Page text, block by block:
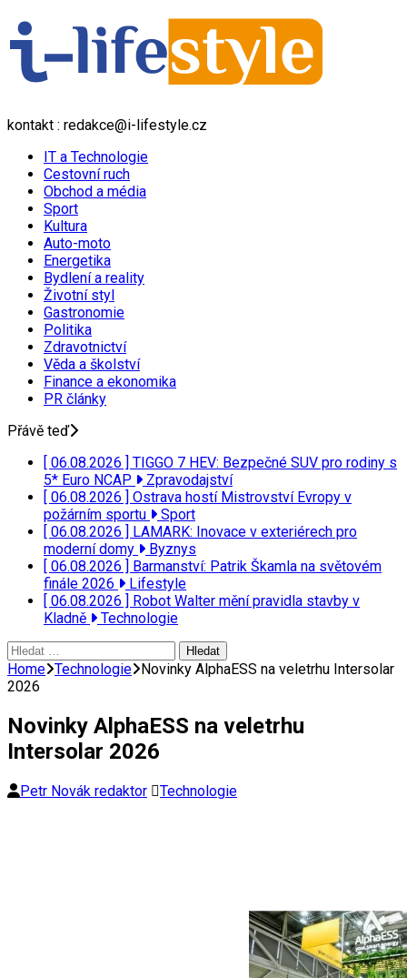
kontakt : redakce@i-lifestyle.cz
IT a Technologie
Cestovní ruch
Obchod a média
Sport
Kultura
Auto-moto
Energetika
Bydlení a reality
Životní styl
Gastronomie
Politika
Zdravotnictví
Věda a školství
Finance a ekonomika
PR články
Přávě teď
[ 06.08.2026 ] TIGGO 7 HEV: Bezpečné SUV pro rodiny s
5* Euro NCAP
Zpravodajství
[ 06.08.2026 ] Ostrava hostí Mistrovství Evropy v
požárním sportu
Sport
[ 06.08.2026 ] LAMARK: Inovace v exteriérech pro
moderní domy
Byznys
[ 06.08.2026 ] Barmanství: Patrik Škamla na světovém
finále 2026
Lifestyle
[ 06.08.2026 ] Robot Walter mění pravidla stavby v
Kladně
Technologie
Vyhledávání
Home Technologie Novinky AlphaESS na veletrhu Intersolar
2026
Novinky AlphaESS na veletrhu
Intersolar 2026
Petr Novák redaktor Technologie